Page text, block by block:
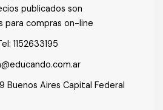
publicados son
para compras on-line
1152633195
Buenos Aires Capital Federal